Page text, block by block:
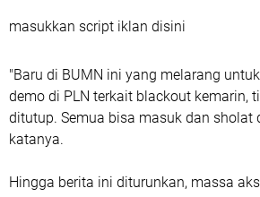
masukkan script iklan disini
"Baru di BUMN ini yang melarang
demo di PLN terkait blackout kemarin,
ditutup. Semua bisa masuk dan sholat
katanya.
Hingga berita ini diturunkan, massa